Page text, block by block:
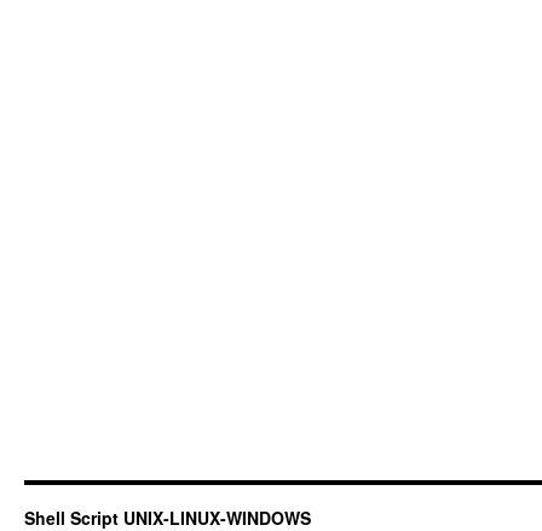
Shell Script UNIX-LINUX-WINDOWS